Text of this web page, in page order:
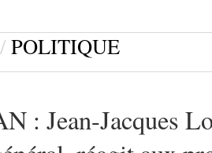
/ POLITIQUE
: Jean-Jacques